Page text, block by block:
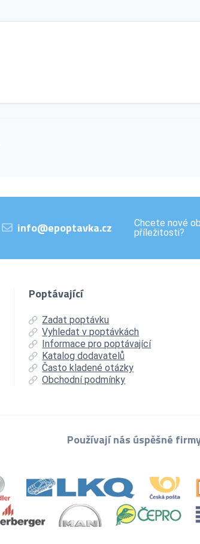
info@epoptavka.cz
Chcete nové
příležitosti?
Poptávající
Zadat poptávku
Vyhledat v poptávkách
Informace pro poptávající
Katalog dodavatelů
Často kladené otázky
Obchodní podmínky
Používají nás úspěšné